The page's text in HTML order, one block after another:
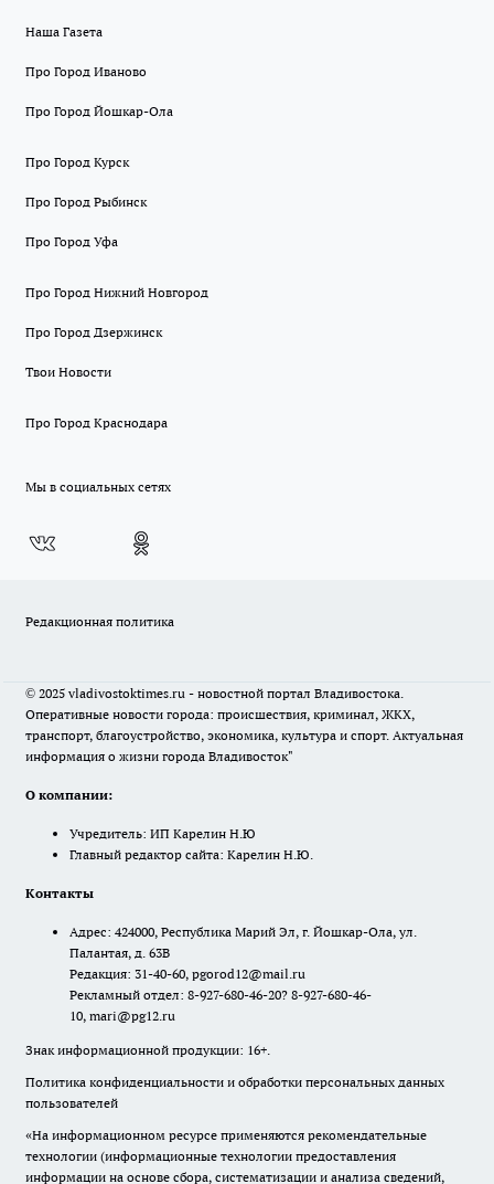
Наша Газета
Про Город Иваново
Про Город Йошкар-Ола
Про Город Курск
Про Город Рыбинск
Про Город Уфа
Про Город Нижний Новгород
Про Город Дзержинск
Твои Новости
Про Город Краснодара
Мы в социальных сетях
Редакционная политика
© 2025 vladivostoktimes.ru - новостной портал Владивостока.
Оперативные новости города: происшествия, криминал, ЖКХ,
транспорт, благоустройство, экономика, культура и спорт. Актуальная
информация о жизни города Владивосток"
О компании:
Учредитель: ИП Карелин Н.Ю
Главный редактор сайта: Карелин Н.Ю.
Контакты
Адрес: 424000, Республика Марий Эл, г. Йошкар-Ола, ул.
Палантая, д. 63В
Редакция: 31-40-60, pgorod12@mail.ru
Рекламный отдел: 8-927-680-46-20? 8-927-680-46-
10, mari@pg12.ru
Знак информационной продукции: 16+.
Политика конфиденциальности и обработки персональных данных
пользователей
«На информационном ресурсе применяются рекомендательные
технологии (информационные технологии предоставления
информации на основе сбора, систематизации и анализа сведений,